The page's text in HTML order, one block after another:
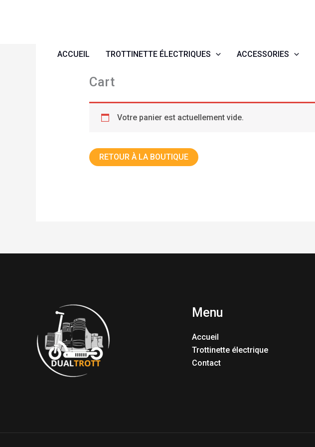
ACCUEIL TROTTINETTE ÉLECTRIQUES ACCESSORIES
Cart
Votre panier est actuellement vide.
RETOUR À LA BOUTIQUE
Menu
Accueil
Trottinette électrique
Contact